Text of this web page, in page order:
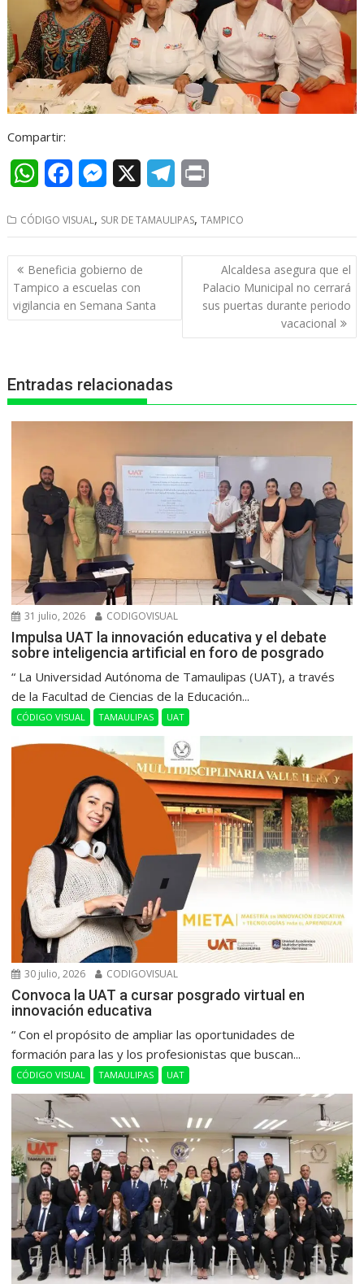
Compartir:
W
a
t
s
A
c
e
b
o
M
s
s
e
n
r
l
e
a
i
n
t
CÓDIGO VISUAL, SUR DE TAMAULIPAS,TAMPICO
Navegación
de
entradas
Beneficia gobierno de
Tampico a escuelas con
vigilancia en Semana Santa
Alcaldesa asegura que el
Palacio Municipal no cerrará
sus puertas durante periodo
vacacional
Entradas relacionadas
31 julio, 2026 CODIGOVISUAL
Impulsa UAT la innovación educativa y el debate
sobre inteligencia artificial en foro de posgrado
“ La Universidad Autónoma de Tamaulipas (UAT), a través
de la Facultad de Ciencias de la Educación...
CÓDIGO VISUAL TAMAULIPAS UAT
30 julio, 2026 CODIGOVISUAL
Convoca la UAT a cursar posgrado virtual en
innovación educativa
“ Con el propósito de ampliar las oportunidades de
formación para las y los profesionistas que buscan...
CÓDIGO VISUAL TAMAULIPAS UAT